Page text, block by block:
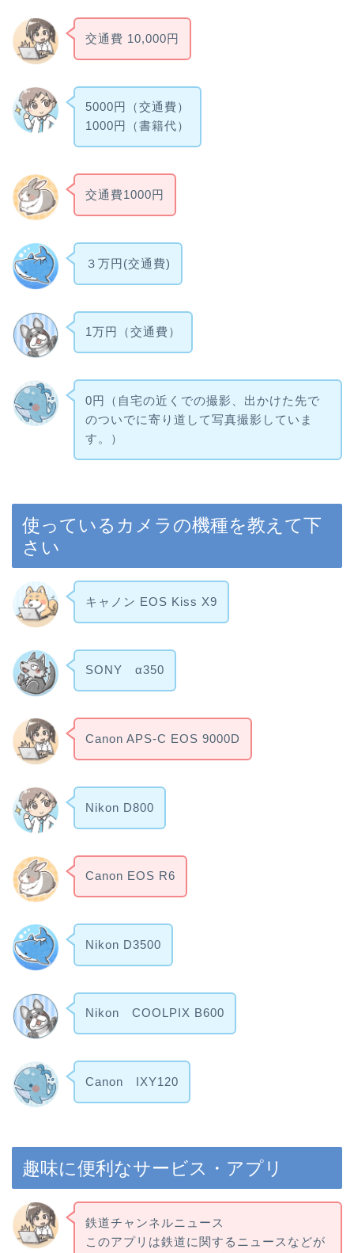
交通費 10,000円
5000円（交通費）
1000円（書籍代）
交通費1000円
３万円(交通費)
1万円（交通費）
0円（自宅の近くでの撮影、出かけた先で
のついでに寄り道して写真撮影していま
す。）
使っているカメラの機種を教えて下
さい
キャノン EOS Kiss X9
SONY α350
Canon APS-C EOS 9000D
Nikon D800
Canon EOS R6
Nikon D3500
Nikon COOLPIX B600
Canon IXY120
趣味に便利なサービス・アプリ
鉄道チャンネルニュース
このアプリは鉄道に関するニュースなどが